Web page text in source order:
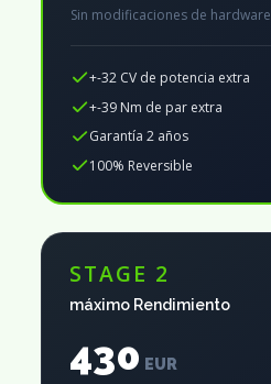
Sin modificaciones de hardware
+-32 CV de potencia extra
+-39 Nm de par extra
Garantía 2 años
100% Reversible
STAGE 2
máximo Rendimiento
430 EUR